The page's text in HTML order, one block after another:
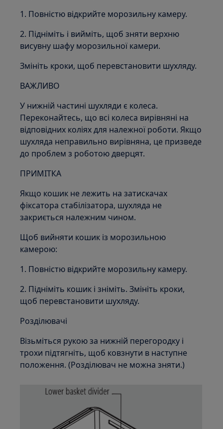
1. Повністю відкрийте морозильну камеру.
2. Підніміть і вийміть, щоб зняти верхню
висувну шафу морозильної камери.
Змініть кроки, щоб перевстановити шухляду.
ВАЖЛИВО
У нижній частині шухляди є колеса.
Переконайтесь, що всі колеса вирівняні на
відповідних коліях для належної роботи. Якщо
шухляда неправильно вирівняна, це призведе
до проблем з роботою дверцят.
ПРИМІТКА
Якщо кошик не лежить на затискачах
фіксатора стабілізатора, шухляда не
закриється належним чином.
Щоб вийняти кошик із морозильною
камерою:
1. Повністю відкрийте морозильну камеру.
2. Підніміть кошик і зніміть. Змініть кроки,
щоб перевстановити шухляду.
Розділювачі
Візьміться рукою за нижній перегородку і
трохи підтягніть, щоб ковзнути в наступне
положення. (Розділювач не можна зняти.)